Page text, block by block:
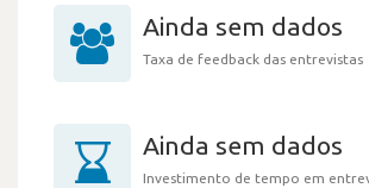
Ainda sem dados
Taxa de feedback das entrevistas
Ainda sem dados
Investimento de tempo em